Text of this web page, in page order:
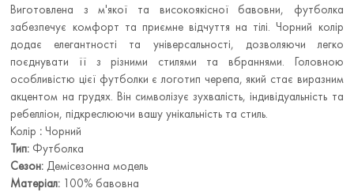
Виготовлена з м'якої та високоякісної бавовни, футболка
забезпечує комфорт та приємне відчуття на тілі. Чорний колір
додає елегантності та універсальності, дозволяючи легко
поєднувати її з різними стилями та вбраннями. Головною
особливістю цієї футболки є логотип черепа, який стає виразним
акцентом на грудях. Він символізує зухвалість, індивідуальність та
ребелліон, підкреслюючи вашу унікальність та стиль.
Колір : Чорний
Тип: Футболка
Сезон: Демісезонна модель
Матеріал: 100% бавовна